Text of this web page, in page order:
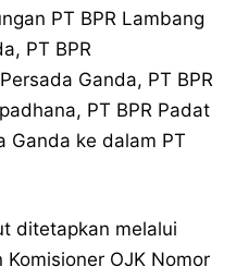
PT BPR Lambang
PT BPR
Ganda, PT BPR
PT BPR Padat
Ganda ke dalam PT
ditetapkan melalui
OJK Nomor